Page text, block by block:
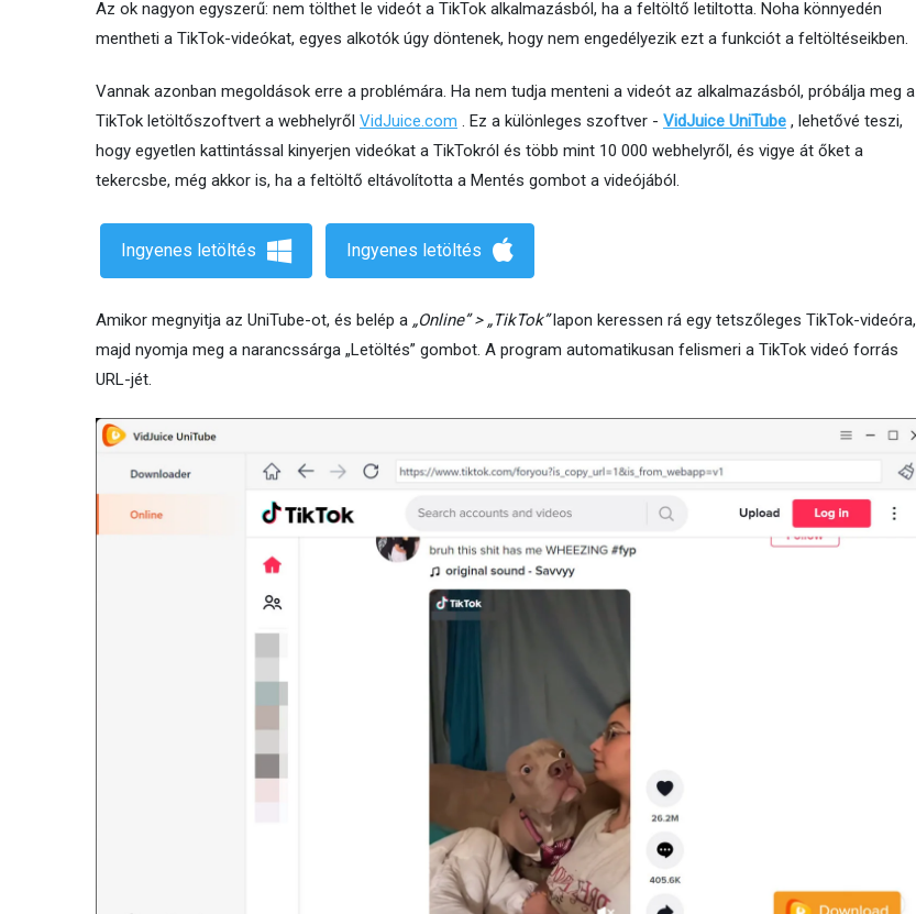
Az ok nagyon egyszerű: nem tölthet le videót a TikTok alkalmazásból, ha a feltöltő letiltotta. Noha könnyedén
mentheti a TikTok-videókat, egyes alkotók úgy döntenek, hogy nem engedélyezik ezt a funkciót a feltöltéseikben.
Vannak azonban megoldások erre a problémára. Ha nem tudja menteni a videót az alkalmazásból, próbálja meg a
TikTok letöltőszoftvert a webhelyről VidJuice.com . Ez a különleges szoftver - VidJuice UniTube , lehetővé teszi,
hogy egyetlen kattintással kinyerjen videókat a TikTokról és több mint 10 000 webhelyről, és vigye át őket a
tekercsbe, még akkor is, ha a feltöltő eltávolította a Mentés gombot a videójából.
Ingyenes letöltés Ingyenes letöltés
Amikor megnyitja az UniTube-ot, és belép a „Online” > „TikTok”lapon keressen rá egy tetszőleges TikTok-videóra,
majd nyomja meg a narancssárga „Letöltés” ​​gombot. A program automatikusan felismeri a TikTok videó forrás
URL-jét.